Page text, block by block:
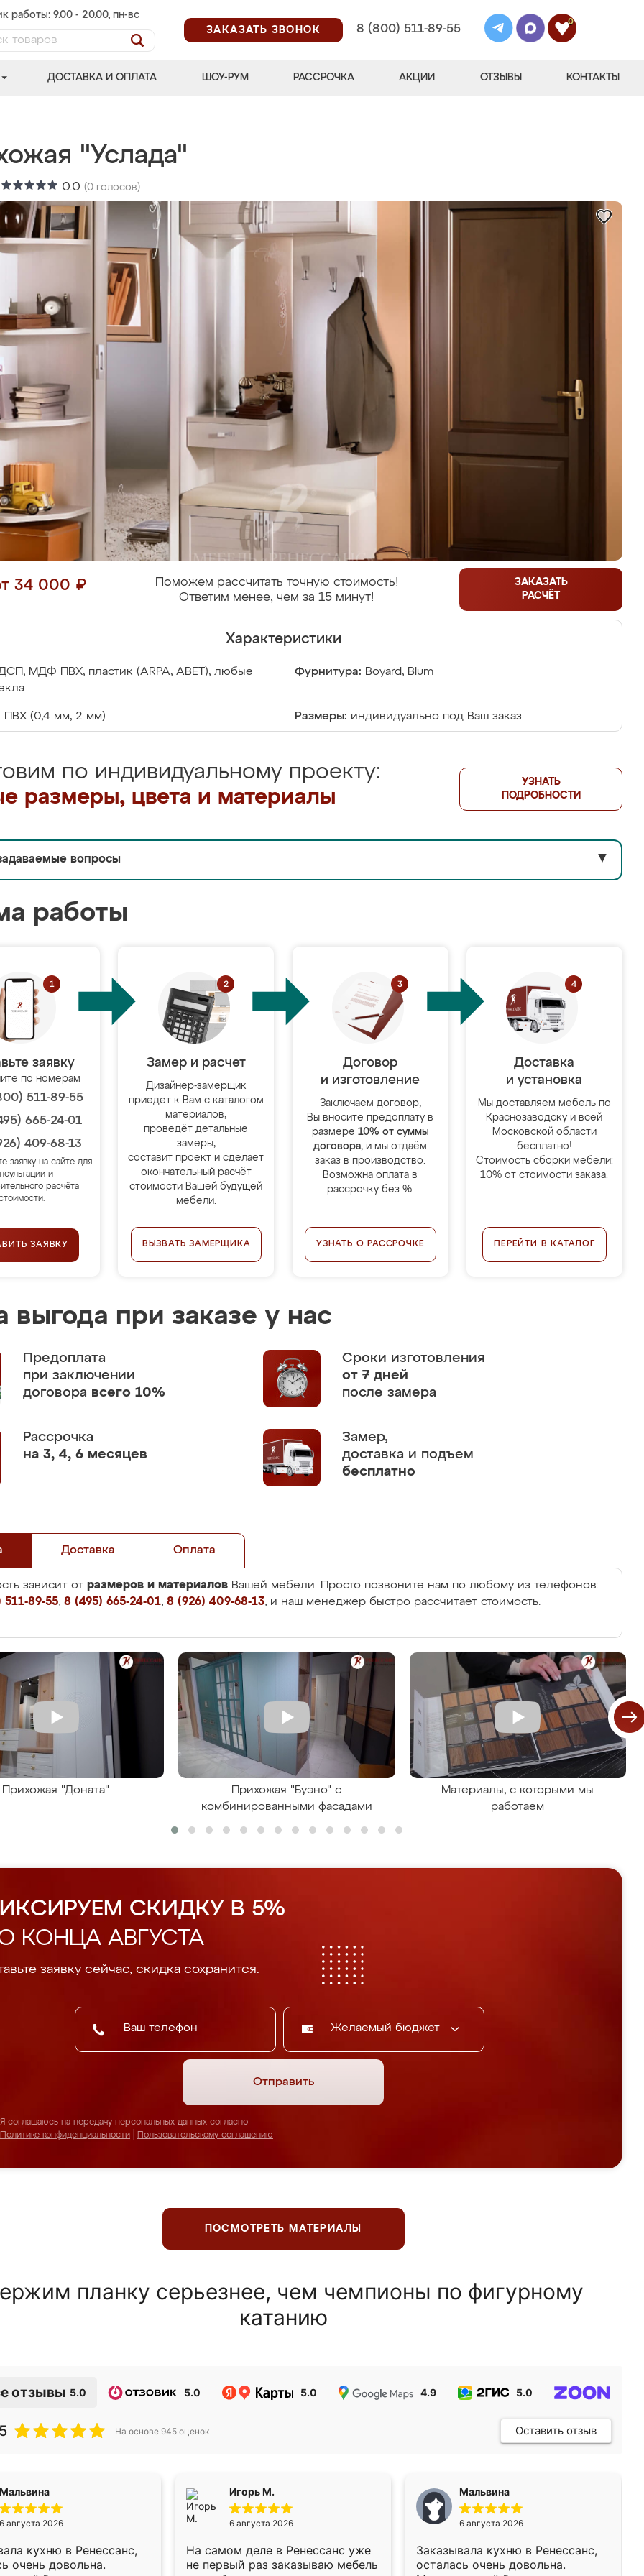
работы: 9.00 - 20.00, пн-вс
ЗАКАЗАТЬ ЗВОНОК
8 (800) 511-89-55
0
ДОСТАВКА И ОПЛАТА ШОУ-РУМ РАССРОЧКА АКЦИИ ОТЗЫВЫ КОНТАКТЫ
"Услада"
0.0 (0 голосов)
34 000 ₽
Поможем рассчитать точную стоимость!
Ответим менее, чем за 15 минут!
ЗАКАЗАТЬ
РАСЧЁТ
Характеристики
МДФ ПВХ, пластик (ARPA, ABET), любые
Фурнитура: Boyard, Blum
ПВХ (0,4 мм, 2 мм) Размеры: индивидуально под Ваш заказ
по индивидуальному проекту:
размеры, цвета и материалы
УЗНАТЬ
ПОДРОБНОСТИ
вопросы ▼
работы
заявку
по номерам
511-89-55
665-24-01
409-68-13
заявку на сайте для
и
расчёта
ЗАЯВКУ
Замер и расчет
Дизайнер-замерщик
приедет к Вам с каталогом
материалов,
проведёт детальные
замеры,
составит проект и сделает
окончательный расчёт
стоимости Вашей будущей
мебели.
ВЫЗВАТЬ ЗАМЕРЩИКА
Договор
и изготовление
Заключаем договор,
Вы вносите предоплату в
размере 10% от суммы
договора, и мы отдаём
заказ в производство.
Возможна оплата в
рассрочку без %.
УЗНАТЬ О РАССРОЧКЕ
Доставка
и установка
Мы доставляем мебель по
Краснозаводску и всей
Московской области
бесплатно!
Стоимость сборки мебели:
10% от стоимости заказа.
ПЕРЕЙТИ В КАТАЛОГ
выгода при заказе у нас
Предоплата
при заключении
договора всего 10%
Сроки изготовления
от 7 дней
после замера
Рассрочка
на 3, 4, 6 месяцев
Замер,
доставка и подъем
бесплатно
Доставка Оплата
зависит от размеров и материалов Вашей мебели. Просто позвоните нам по любому из телефонов:
89-55, 8 (495) 665-24-01, 8 (926) 409-68-13, и наш менеджер быстро рассчитает стоимость.
Прихожая "Доната"
Прихожая "Буэно" с
комбинированными фасадами
Материалы, с которыми мы
работаем
СКИДКУ В 5%
КОНЦА АВГУСТА
заявку сейчас, скидка сохранится.
Желаемый бюджет
Отправить
Я соглашаюсь на передачу персональных данных согласно
Политике конфиденциальности
Пользовательскому соглашению
ПОСМОТРЕТЬ МАТЕРИАЛЫ
планку серьезнее, чем чемпионы по фигурному
катанию
отзывы 5.0 5.0 5.0 4.9 5.0
На основе 945 оценок Оставить отзыв
Мальвина
6 августа 2026
кухню в Ренессанс,
очень довольна.
Игорь М.
6 августа 2026
На самом деле в Ренессанс уже
не первый раз заказываю мебель
Мальвина
6 августа 2026
Заказывала кухню в Ренессанс,
осталась очень довольна.